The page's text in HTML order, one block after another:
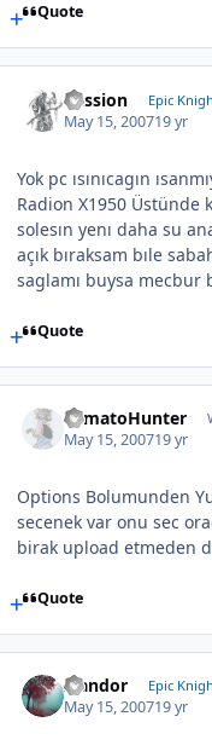
Quote
Passion Epic
May 15, 200719 yr
Yok pc ısınıcagın
Radion X1950 Üstünde
solesın yenı daha su
açık bıraksam bıle
saglamı buysa mecbur
Quote
TomatoHunter
May 15, 200719 yr
Options Bolumunden
secenek var onu sec
birak upload etmeden
Quote
Isandor Epic
May 15, 200719 yr